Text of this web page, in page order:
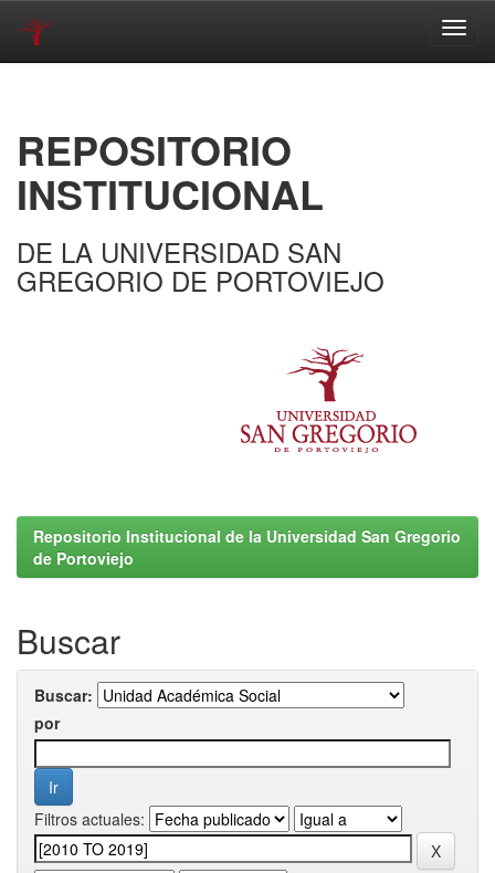
REPOSITORIO
INSTITUCIONAL
DE LA UNIVERSIDAD SAN
GREGORIO DE PORTOVIEJO
Repositorio Institucional de la Universidad San Gregorio
de Portoviejo
Buscar
Buscar:
por
Filtros actuales: